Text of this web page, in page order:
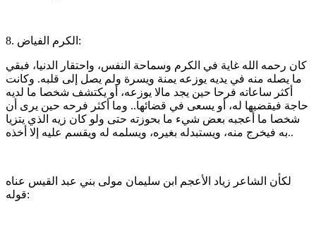
8. الكرم الفياض:
كان رحمه الله غاية في الكرم وسماحة النفس، واحتقار الدنيا، فبقي
ما يصله منه في يديه يوزعه يمنة ويسرة ولم يصل إلى قلبه. وكانت
أكثر ساعاته فرحا حين يجد مالا يوزعه، أو يكتشف شخصا ما لديه
حاجة فيقضيها له، أو يسعى في قضائها.. وما أكثر فرحه حين يرى أن
شخصا ما أعجبه بعض شيء ما بحوزته حتى ولو كان زيه الذي يتزيا
به فيخرج منه، ويستبدله بغيره، ويسلمه له ويقسم عليه إلا أخذه..
لكأن الشاعر زياد الأعجم ابن سليمان مولى بني عبد القيس عناه
قوله: